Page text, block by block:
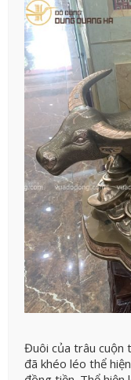
Đuôi của trâu cuộn
đã khéo léo thể